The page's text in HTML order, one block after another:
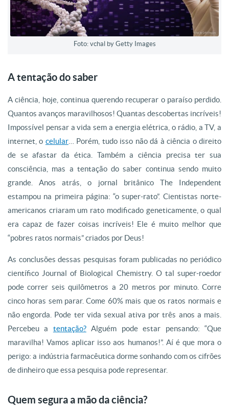
Foto: vchal by Getty Images
A tentação do saber
A ciência, hoje, continua querendo recuperar o paraíso perdido.
Quantos avanços maravilhosos! Quantas descobertas incríveis!
Impossível pensar a vida sem a energia elétrica, o rádio, a TV, a
internet, o celular… Porém, tudo isso não dá à ciência o direito
de se afastar da ética. Também a ciência precisa ter sua
consciência, mas a tentação do saber continua sendo muito
grande. Anos atrás, o jornal britânico The Independent
estampou na primeira página: “o super-rato”. Cientistas norte-
americanos criaram um rato modificado geneticamente, o qual
era capaz de fazer coisas incríveis! Ele é muito melhor que
“pobres ratos normais” criados por Deus!
As conclusões dessas pesquisas foram publicadas no periódico
científico Journal of Biological Chemistry. O tal super-roedor
pode correr seis quilômetros a 20 metros por minuto. Corre
cinco horas sem parar. Come 60% mais que os ratos normais e
não engorda. Pode ter vida sexual ativa por três anos a mais.
Percebeu a tentação?Alguém pode estar pensando: “Que
maravilha! Vamos aplicar isso aos humanos!”. Aí é que mora o
perigo: a indústria farmacêutica dorme sonhando com os cifrões
de dinheiro que essa pesquisa pode representar.
Quem segura a mão da ciência?